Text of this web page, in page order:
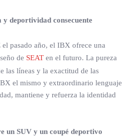
deportividad consecuente
pasado año, el IBX ofrece una
de SEAT en el futuro. La pureza
las líneas y la exactitud de las
el mismo y extraordinario lenguaje
mantiene y refuerza la identidad
un SUV y un coupé deportivo